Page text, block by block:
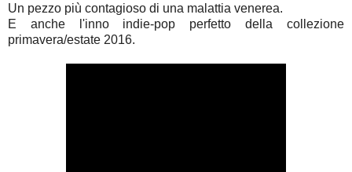
Un pezzo più contagioso di una malattia venerea.
E anche l'inno indie-pop perfetto della collezione
primavera/estate 2016.